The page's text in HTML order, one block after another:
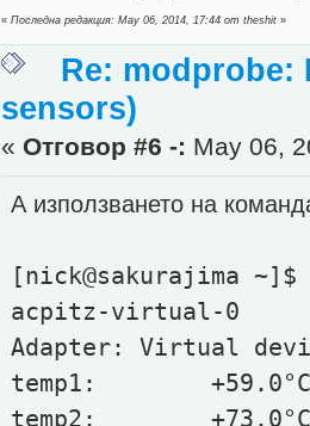
«Последна редакция: May 06, 2014, 17:44 от theshit »
Re: modprobe:
sensors)
« Отговор #6 -: May 06,
А използването на
[nick@sakurajima ~]$
acpitz-virtual-0
Adapter: Virtual
temp1: +59.0°C
temp2: +73.0°C